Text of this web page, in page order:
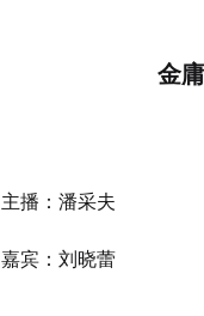
金
主播：潘采夫
嘉宾：刘晓蕾